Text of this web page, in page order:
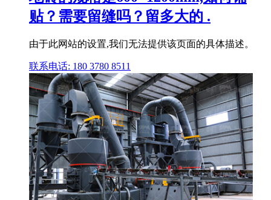
贴？需要留缝吗？留多大的 .
由于此网站的设置,我们无法提供该页面的具体描述。
联系电话: 180 3780 8511